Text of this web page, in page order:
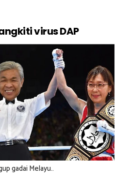
virus DAP
gadai Melayu..